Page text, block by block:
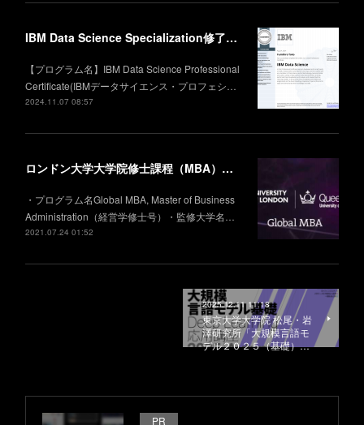
IBM Data Science Specialization修了証及び成績の公表
【プログラム名】IBM Data Science Professional
Certificate(IBMデータサイエンス・プロフェシ…
2024.11.07 08:57
ロンドン大学大学院修士課程（MBA）の修了証と成績の公表
・プログラム名Global MBA, Master of Business
Administration（経営学修士号）・監修大学名…
2021.07.24 01:52
2025.12.11 11:18
東京大学大学院 松尾・岩
澤研究所「大規模言語モ
デル２０２５（基礎）…
PR